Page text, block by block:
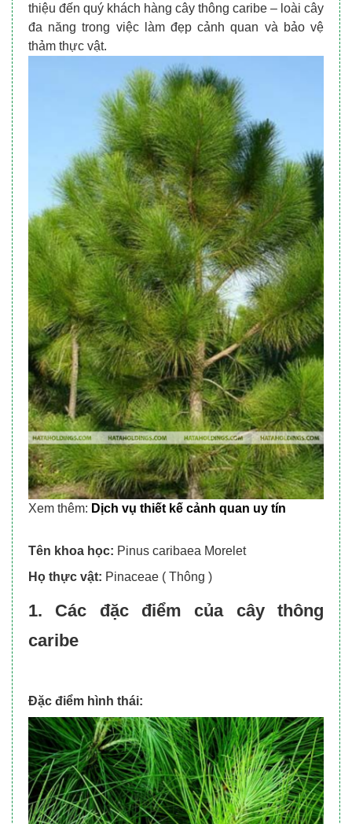
thiệu đến quý khách hàng cây thông caribe – loài cây
đa năng trong việc làm đẹp cảnh quan và bảo vệ
thảm thực vật.
Xem thêm: Dịch vụ thiết kế cảnh quan uy tín
Tên khoa học: Pinus caribaea Morelet
Họ thực vật: Pinaceae ( Thông )
1. Các đặc điểm của cây thông
caribe
Đặc điểm hình thái: